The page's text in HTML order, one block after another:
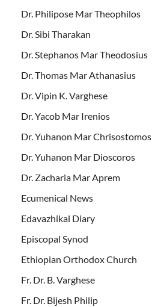
Dr. Philipose Mar Theophilos
Dr. Sibi Tharakan
Dr. Stephanos Mar Theodosius
Dr. Thomas Mar Athanasius
Dr. Vipin K. Varghese
Dr. Yacob Mar Irenios
Dr. Yuhanon Mar Chrisostomos
Dr. Yuhanon Mar Dioscoros
Dr. Zacharia Mar Aprem
Ecumenical News
Edavazhikal Diary
Episcopal Synod
Ethiopian Orthodox Church
Fr. Dr. B. Varghese
Fr. Dr. Bijesh Philip